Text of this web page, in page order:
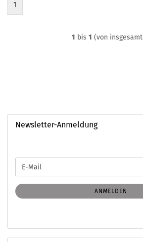
1
1 bis 1 (von insgesamt
Newsletter-Anmeldung
ZUR
ANMELDUNG
E-
Mail
ANMELDEN